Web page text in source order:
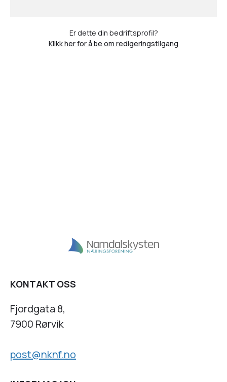
Er dette din bedriftsprofil?
Klikk her for å be om redigeringstilgang
KONTAKT OSS
Fjordgata 8,
7900 Rørvik
post@nknf.no